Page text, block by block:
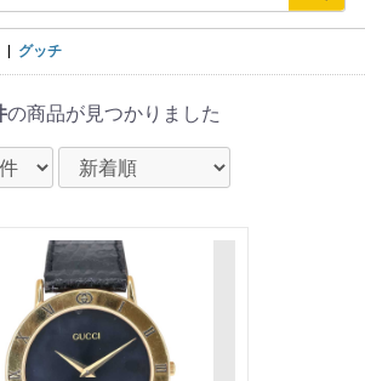
グッチ
の商品が見つかりました